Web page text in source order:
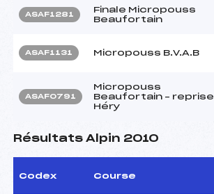
ASAF1281
Finale Micropouss
Beaufortain
ASAF1131 Micropouss B.V.A.B
ASAF0791
Micropouss
Beaufortain – reprise
Héry
Résultats Alpin 2010
Codex Course